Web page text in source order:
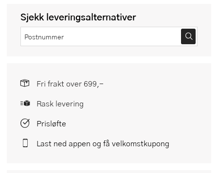
Sjekk leveringsalternativer
Fri frakt over 699,-
Rask levering
Prisløfte
Last ned appen og få velkomstkupong